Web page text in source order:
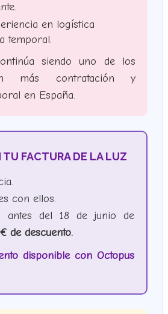
en logística
temporal.
siendo uno de los
más contratación y
en España.
TU FACTURA DE LA LUZ
con ellos.
antes del 18 de junio de
de descuento.
disponible con Octopus